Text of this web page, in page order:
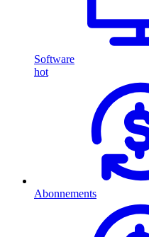
Software
hot
Abonnements